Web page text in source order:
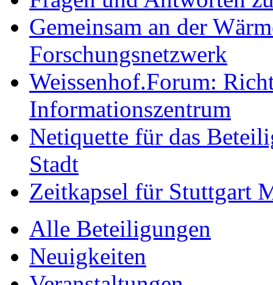
Gemeinsam an der
Forschungsnetzwerk
Weissenhof.Forum:
Informationszentrum
Netiquette für das
Stadt
Zeitkapsel für Stuttgart
Alle Beteiligungen
Neuigkeiten